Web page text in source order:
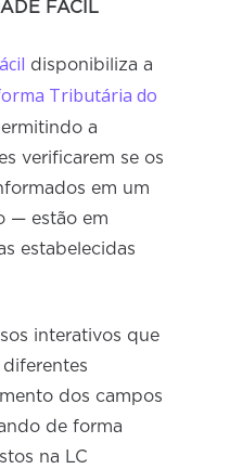
FÁCIL
disponibiliza a
Tributária do
a
verificarem se os
em um
— estão em
estabelecidas
interativos que
dos campos
de forma
na LC